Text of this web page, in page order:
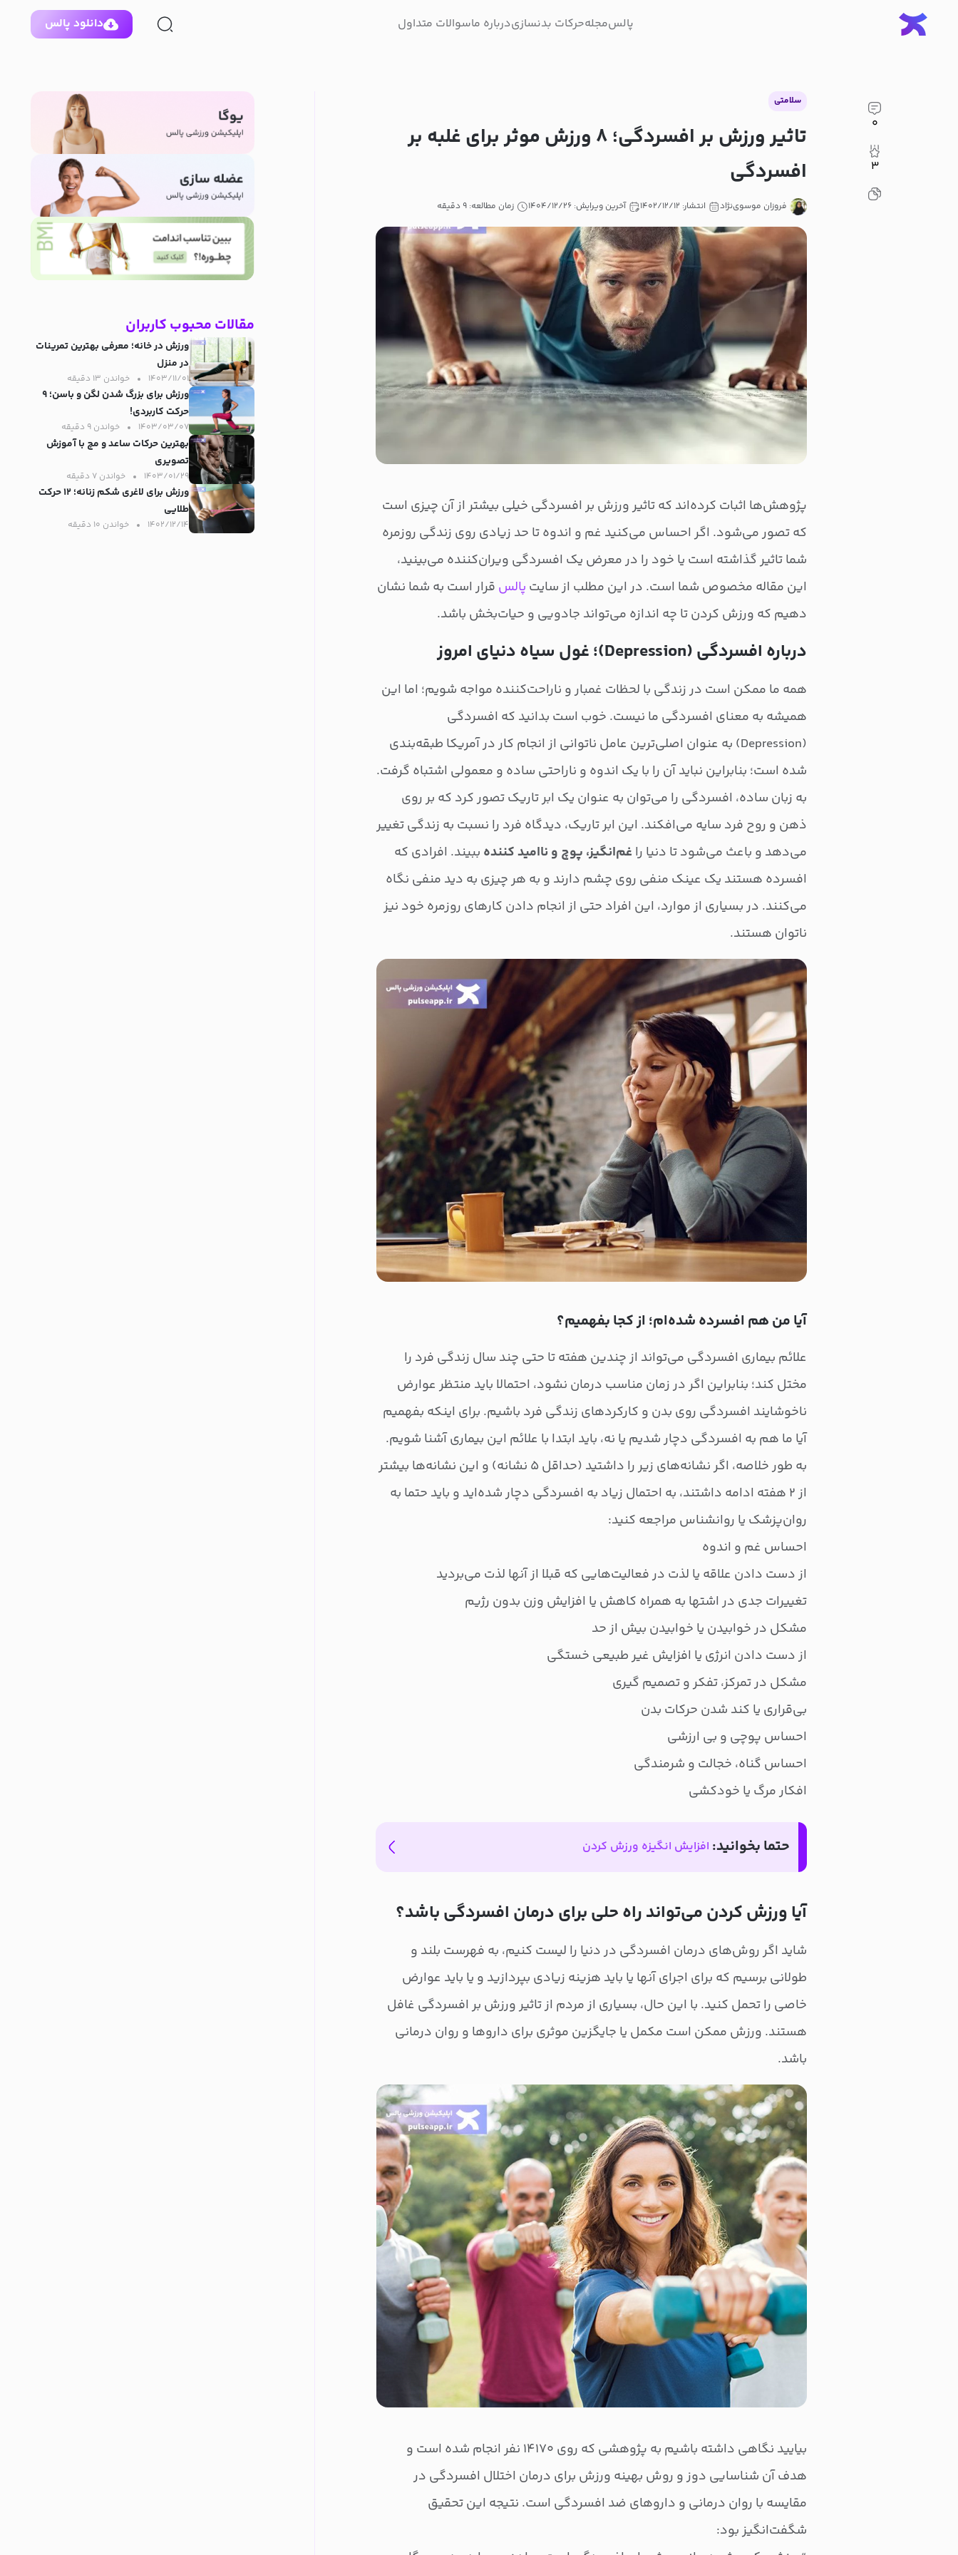
پالسمجلهحرکات بدنسازیدرباره ماسوالات متداول دانلود پالس
۰
۳
سلامتی
تاثیر ورزش بر افسردگی؛ ۸ ورزش موثر برای غلبه بر
افسردگی
فروزان موسوی‌نژاد انتشار: ۱۴۰۲/۱۲/۱۲ آخرین ویرایش: ۱۴۰۴/۱۲/۲۶ زمان مطالعه: ۹ دقیقه
پژوهش‌ها اثبات کرده‌اند که تاثیر ورزش بر افسردگی خیلی بیشتر از آن‌ چیزی است
که تصور می‌شود. اگر احساس می‌کنید غم و اندوه تا حد زیادی روی زندگی روزمره
شما تاثیر گذاشته است یا خود را در معرض یک افسردگی ویران‌کننده می‌بینید،
این مقاله مخصوص شما است. در این مطلب از سایت پالس قرار است به شما نشان
دهیم که ورزش کردن تا چه اندازه می‌تواند جادویی و حیات‌بخش باشد.
درباره افسردگی (Depression)؛ غول سیاه دنیای امروز
همه ما ممکن است در زندگی با لحظات غمبار و ناراحت‌کننده مواجه شویم؛ اما این
همیشه به معنای افسردگی ما نیست. خوب است بدانید که افسردگی
(Depression) به عنوان اصلی‌ترین عامل ناتوانی از انجام کار در آمریکا طبقه‌بندی
شده است؛ بنابراین نباید آن را با یک اندوه و ناراحتی ساده و معمولی اشتباه گرفت.
به زبان ساده، افسردگی را می‌توان به عنوان یک ابر تاریک تصور کرد که بر روی
ذهن و روح فرد سایه می‌افکند. این ابر تاریک، دیدگاه فرد را نسبت به زندگی تغییر
می‌دهد و باعث می‌شود تا دنیا را غم‌انگیز، پوچ و ناامید کننده ببیند. افرادی که
افسرده هستند یک عینک منفی روی چشم دارند و به هر چیزی به دید منفی نگاه
می‌کنند. در بسیاری از موارد، این افراد حتی از انجام دادن کارهای روزمره خود نیز
ناتوان هستند.
آیا من هم افسرده شده‌ام؛ از کجا بفهمیم؟
علائم بیماری افسردگی می‌تواند از چندین هفته تا حتی چند سال زندگی فرد را
مختل کند؛ بنابراین اگر در زمان مناسب درمان نشود، احتمالا باید منتظر عوارض
ناخوشایند افسردگی روی بدن و کارکردهای زندگی فرد باشیم. برای اینکه بفهمیم
آیا ما هم به افسردگی دچار شدیم یا نه، باید ابتدا با علائم این بیماری آشنا شویم.
به طور خلاصه، اگر نشانه‌های زیر را داشتید (حداقل ۵ نشانه) و این نشانه‌ها بیشتر
از ۲ هفته ادامه داشتند، به احتمال زیاد به افسردگی دچار شده‌اید و باید حتما به
روان‌پزشک یا روانشناس مراجعه کنید:
احساس غم و اندوه
از دست دادن علاقه یا لذت در فعالیت‌هایی که قبلا از آنها لذت می‌بردید
تغییرات جدی در اشتها به همراه کاهش یا افزایش وزن بدون رژیم
مشکل در خوابیدن یا خوابیدن بیش از حد
از دست دادن انرژی یا افزایش غیر طبیعی خستگی
مشکل در تمرکز، تفکر و تصمیم گیری
بی‌قراری یا کند شدن حرکات بدن
احساس پوچی و بی ارزشی
احساس گناه، خجالت و شرمندگی
افکار مرگ یا خودکشی
حتما بخوانید: افزایش انگیزه ورزش کردن
آیا ورزش کردن می‌تواند راه حلی برای درمان افسردگی باشد؟
شاید اگر روش‌های درمان افسردگی در دنیا را لیست کنیم، به فهرست بلند و
طولانی برسیم که برای اجرای آنها یا باید هزینه زیادی بپردازید و یا باید عوارض
خاصی را تحمل کنید. با این حال، بسیاری از مردم از تاثیر ورزش بر افسردگی غافل
هستند. ورزش ممکن است مکمل یا جایگزین موثری برای داروها و روان درمانی
باشد.
بیایید نگاهی داشته باشیم به پژوهشی که روی ۱۴۱۷۰ نفر انجام شده است و
هدف آن شناسایی دوز و روش بهینه ورزش برای درمان اختلال افسردگی در
مقایسه با روان درمانی و داروهای ضد افسردگی است. نتیجه این تحقیق
شگفت‌انگیز بود:
مقالات محبوب کاربران
ورزش در خانه؛ معرفی بهترین تمرینات
در منزل
۱۴۰۳/۱۱/۰۱ خواندن ۱۳ دقیقه‌
ورزش برای بزرگ شدن لگن و باسن؛ ۹
حرکت کاربردی!
۱۴۰۳/۰۳/۰۷ خواندن ۹ دقیقه‌
بهترین حرکات ساعد و مچ با آموزش
تصویری
۱۴۰۳/۰۱/۲۹ خواندن ۷ دقیقه‌
ورزش برای لاغری شکم زنانه؛ ۱۲ حرکت
طلایی
۱۴۰۲/۱۲/۱۴ خواندن ۱۰ دقیقه‌